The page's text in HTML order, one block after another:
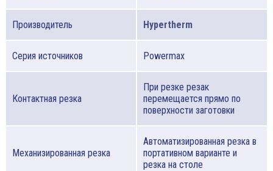
Производитель Hypertherm
Серия источников Powermax
Контактная резка
При резке резак
перемещается прямо по
поверхности заготовки
Механизированная резка
Автоматизированная резка в
портативном варианте и
резка на столе